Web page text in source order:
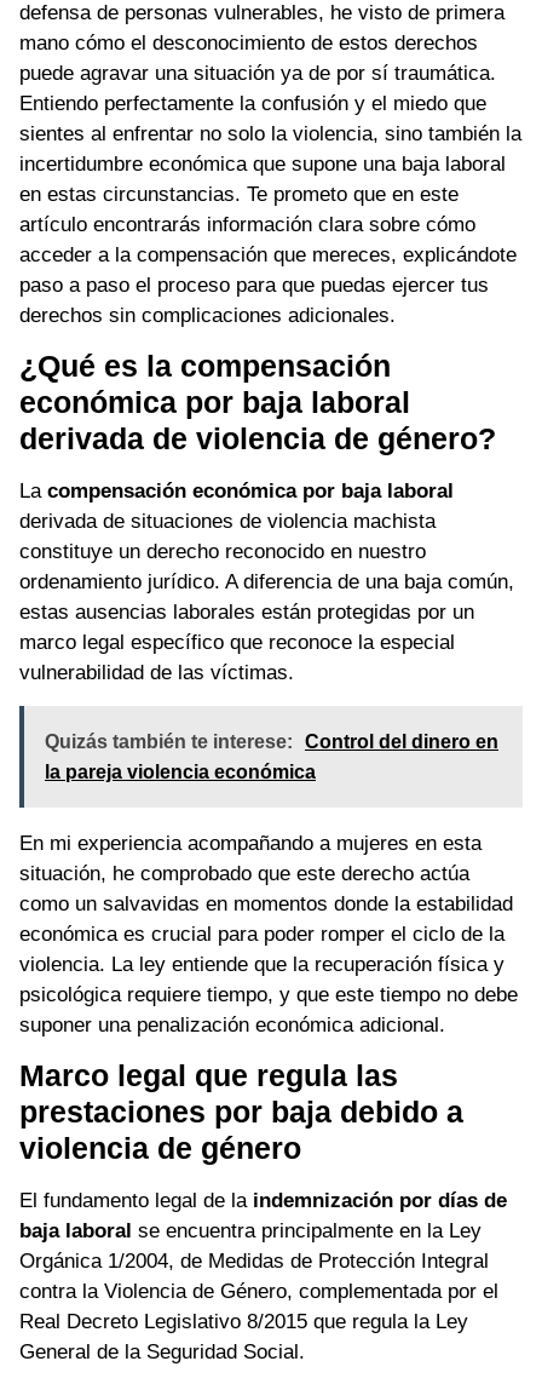
defensa de personas vulnerables, he visto de primera
mano cómo el desconocimiento de estos derechos
puede agravar una situación ya de por sí traumática.
Entiendo perfectamente la confusión y el miedo que
sientes al enfrentar no solo la violencia, sino también la
incertidumbre económica que supone una baja laboral
en estas circunstancias. Te prometo que en este
artículo encontrarás información clara sobre cómo
acceder a la compensación que mereces, explicándote
paso a paso el proceso para que puedas ejercer tus
derechos sin complicaciones adicionales.
¿Qué es la compensación
económica por baja laboral
derivada de violencia de género?
La compensación económica por baja laboral
derivada de situaciones de violencia machista
constituye un derecho reconocido en nuestro
ordenamiento jurídico. A diferencia de una baja común,
estas ausencias laborales están protegidas por un
marco legal específico que reconoce la especial
vulnerabilidad de las víctimas.
Quizás también te interese:
Control del dinero en
la pareja violencia económica
En mi experiencia acompañando a mujeres en esta
situación, he comprobado que este derecho actúa
como un salvavidas en momentos donde la estabilidad
económica es crucial para poder romper el ciclo de la
violencia. La ley entiende que la recuperación física y
psicológica requiere tiempo, y que este tiempo no debe
suponer una penalización económica adicional.
Marco legal que regula las
prestaciones por baja debido a
violencia de género
El fundamento legal de la indemnización por días de
baja laboral se encuentra principalmente en la Ley
Orgánica 1/2004, de Medidas de Protección Integral
contra la Violencia de Género, complementada por el
Real Decreto Legislativo 8/2015 que regula la Ley
General de la Seguridad Social.